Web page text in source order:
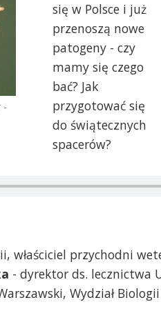
-
się w Polsce i już
przenoszą nowe
patogeny - czy
mamy się czego
bać? Jak
przygotować się
do świątecznych
spacerów?
właściciel przychodni
- dyrektor ds. lecznictwa
Wydział